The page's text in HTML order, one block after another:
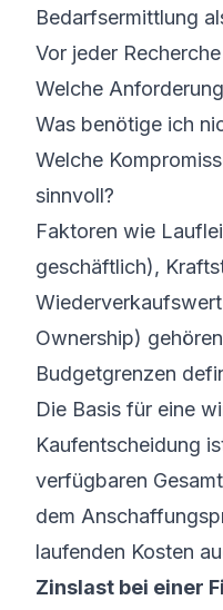
Bedarfsermittlung
Vor jeder
Welche
Was benötige ich
Welche
sinnvoll?
Faktoren wie
geschäftlich),
Ownership)
Budgetgrenzen
Die Basis für eine
Kaufentscheidung
verfügbaren
dem
laufenden Kosten
Zinslast bei einer